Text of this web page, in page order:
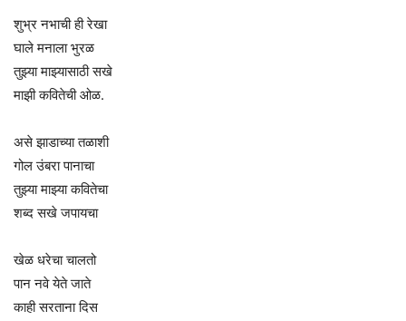
शुभ्र नभाची ही रेखा
घाले मनाला भुरळ
तुझ्या माझ्यासाठी सखे
माझी कवितेची ओळ.
असे झाडाच्या तळाशी
गोल उंबरा पानाचा
तुझ्या माझ्या कवितेचा
शब्द सखे जपायचा
खेळ धरेचा चालतो
पान नवे येते जाते
काही सरताना दिस